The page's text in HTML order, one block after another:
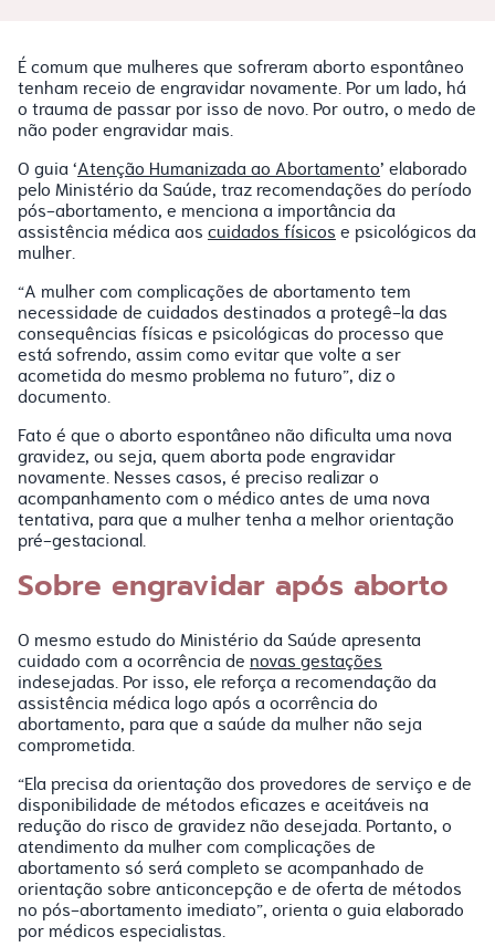
É comum que mulheres que sofreram aborto espontâneo
tenham receio de engravidar novamente. Por um lado, há
o trauma de passar por isso de novo. Por outro, o medo de
não poder engravidar mais.
O guia ‘Atenção Humanizada ao Abortamento’ elaborado
pelo Ministério da Saúde, traz recomendações do período
pós-abortamento, e menciona a importância da
assistência médica aoscuidados físicose psicológicos da
mulher.
“A mulher com complicações de abortamento tem
necessidade de cuidados destinados a protegê-la das
consequências físicas e psicológicas do processo que
está sofrendo, assim como evitar que volte a ser
acometida do mesmo problema no futuro”, diz o
documento.
Fato é que o aborto espontâneo não dificulta uma nova
gravidez, ou seja, quem aborta pode engravidar
novamente. Nesses casos, é preciso realizar o
acompanhamento com o médico antes de uma nova
tentativa, para que a mulher tenha a melhor orientação
pré-gestacional.
Sobre engravidar após aborto
O mesmo estudo do Ministério da Saúde apresenta
cuidado com a ocorrência denovas gestações
indesejadas. Por isso, ele reforça a recomendação da
assistência médica logo após a ocorrência do
abortamento, para que a saúde da mulher não seja
comprometida.
“Ela precisa da orientação dos provedores de serviço e de
disponibilidade de métodos eficazes e aceitáveis na
redução do risco de gravidez não desejada. Portanto, o
atendimento da mulher com complicações de
abortamento só será completo se acompanhado de
orientação sobre anticoncepção e de oferta de métodos
no pós-abortamento imediato”, orienta o guia elaborado
por médicos especialistas.